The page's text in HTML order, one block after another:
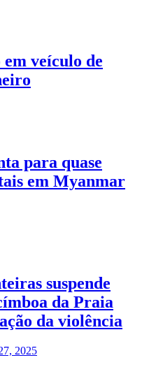
veículo de
para quase
em Myanmar
suspende
da Praia
da violência
2025